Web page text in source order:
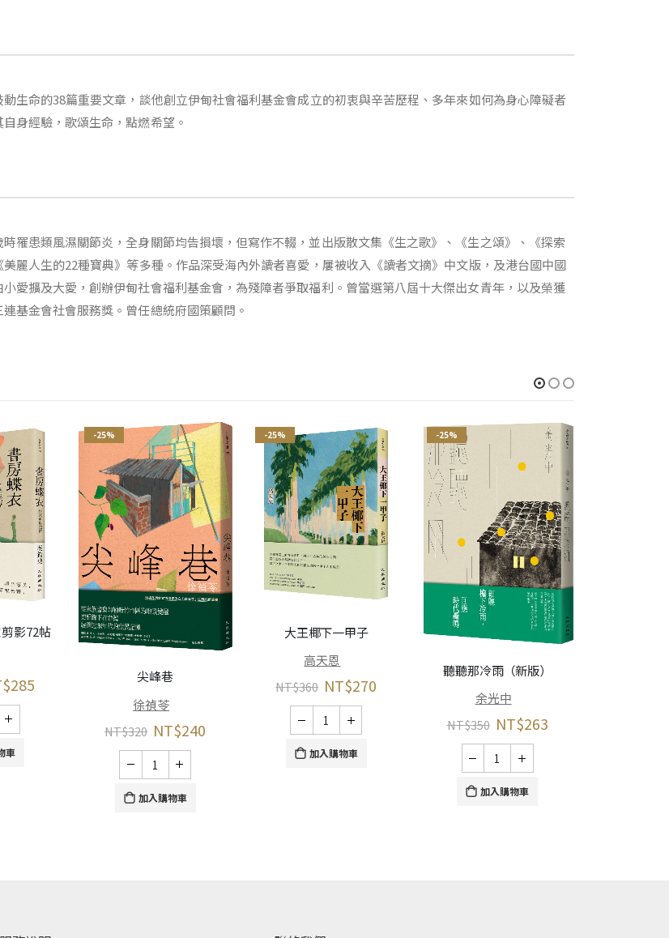
生命的38篇重要文章，談他創立伊甸社會福利基金會成立的初衷與辛苦歷程、多年來如何為身心障礙者
身經驗，歌頌生命，點燃希望。
罹患類風濕關節炎，全身關節均告損壞，但寫作不輟，並出版散文集《生之歌》、《生之頌》、《探索
麗人生的22種寶典》等多種。作品深受海內外讀者喜愛，屢被收入《讀者文摘》中文版，及港台國中國
愛擴及大愛，創辦伊甸社會福利基金會，為殘障者爭取福利。曾當選第八屆十大傑出女青年，以及榮獲
基金會社會服務獎。曾任總統府國策顧問。
影72帖
285
車
-25%
尖峰巷
徐禎苓
NT$320 NT$240
加入購物車
-25%
大王椰下一甲子
高天恩
NT$360 NT$270
加入購物車
-25%
聽聽那冷雨（新版）
余光中
NT$350 NT$263
加入購物車